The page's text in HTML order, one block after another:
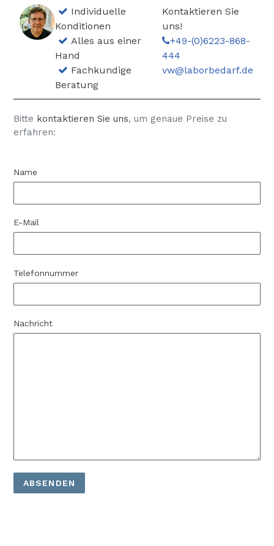
Individuelle
Konditionen
Alles aus einer
Hand
Fachkundige
Beratung
Kontaktieren Sie
uns!
+49-(0)6223-868-
444
vw@laborbedarf.de
Bitte kontaktieren Sie uns, um genaue Preise zu
erfahren:
Name
E-Mail
Telefonnummer
Nachricht